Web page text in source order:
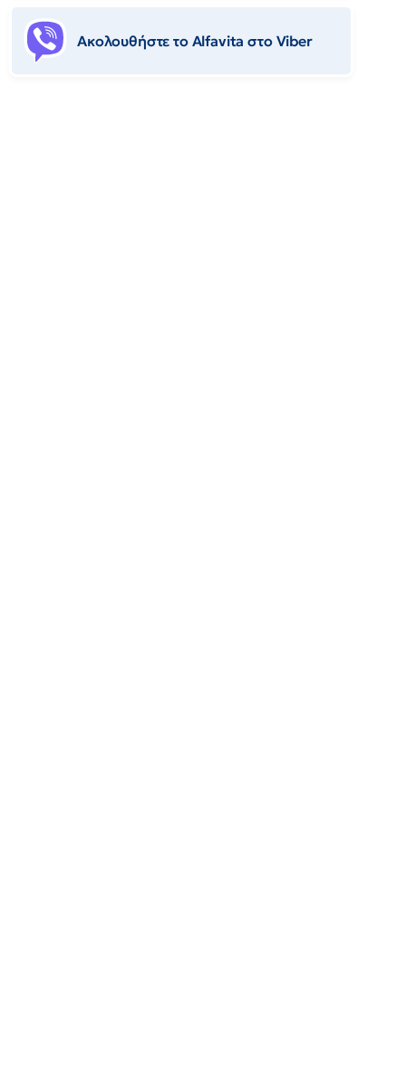
Ακολουθήστε το Αlfavita στο Viber